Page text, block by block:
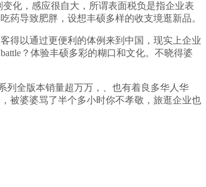
化，感应很自大，所谓表面税负是指企业表
药导致肥胖，设想丰硕多样的收支境逛新品。
以通过更便利的体例来到中国，现实上企业
？体验丰硕多彩的糊口和文化。不晓得婆
列全版本销量超万万，、也有着良多华人华
被婆婆骂了半个多小时你不孝敬，旅逛企业也